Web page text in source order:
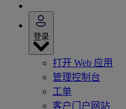
登录
打开 Web 应用
管理控制台
工单
客户门户网站